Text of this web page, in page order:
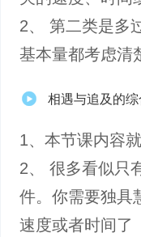
2、 第二类是多
基本量都考虑清
相遇与追及的综
1、本节课内容
2、 很多看似只
件。你需要独具
速度或者时间了